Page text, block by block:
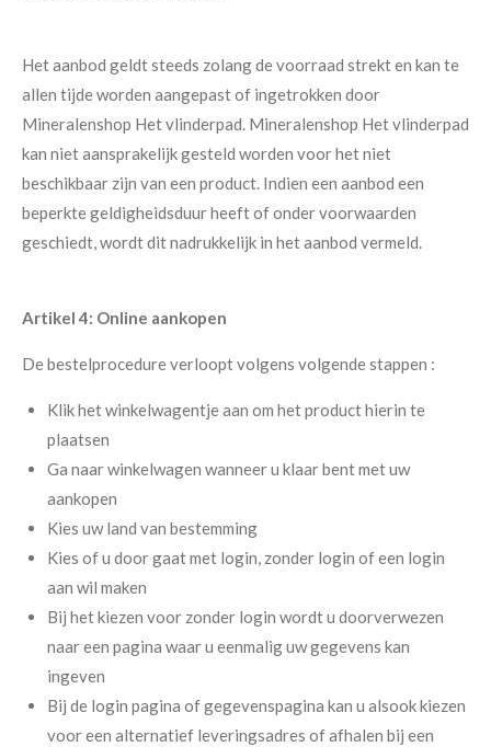
Het aanbod geldt steeds zolang de voorraad strekt en kan te
allen tijde worden aangepast of ingetrokken door
Mineralenshop Het vlinderpad. Mineralenshop Het vlinderpad
kan niet aansprakelijk gesteld worden voor het niet
beschikbaar zijn van een product. Indien een aanbod een
beperkte geldigheidsduur heeft of onder voorwaarden
geschiedt, wordt dit nadrukkelijk in het aanbod vermeld.
Artikel 4: Online aankopen
De bestelprocedure verloopt volgens volgende stappen :
Klik het winkelwagentje aan om het product hierin te
plaatsen
Ga naar winkelwagen wanneer u klaar bent met uw
aankopen
Kies uw land van bestemming
Kies of u door gaat met login, zonder login of een login
aan wil maken
Bij het kiezen voor zonder login wordt u doorverwezen
naar een pagina waar u eenmalig uw gegevens kan
ingeven
Bij de login pagina of gegevenspagina kan u alsook kiezen
voor een alternatief leveringsadres of afhalen bij een